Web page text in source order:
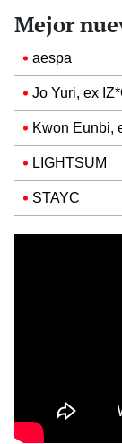
Mejor
aespa
Jo Yuri, ex
Kwon Eunbi,
LIGHTSUM
STAYC